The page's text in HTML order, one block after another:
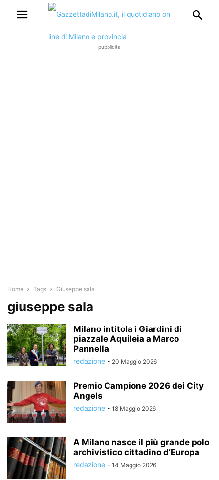
pubblicità
Home Tags Giuseppe sala
giuseppe sala
Milano intitola i Giardini di
piazzale Aquileia a Marco
Pannella
redazione - 20 Maggio 2026
Premio Campione 2026 dei City
Angels
redazione - 18 Maggio 2026
A Milano nasce il più grande polo
archivistico cittadino d’Europa
redazione - 14 Maggio 2026